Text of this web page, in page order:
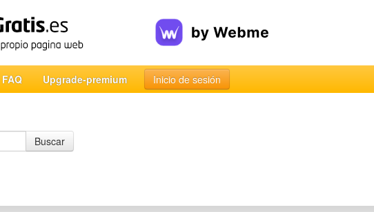
FAQ Upgrade-premium Inicio de sesión
Buscar